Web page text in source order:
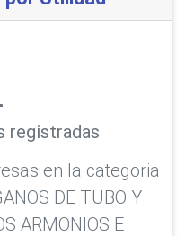
registradas
en la categoria
DE TUBO Y
ARMONIOS E